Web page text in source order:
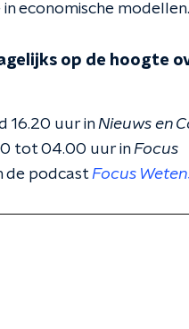
economische modellen.
op de hoogte
16.20 uur inNieuws en
tot 04.00 uur inFocus
de podcast Focus